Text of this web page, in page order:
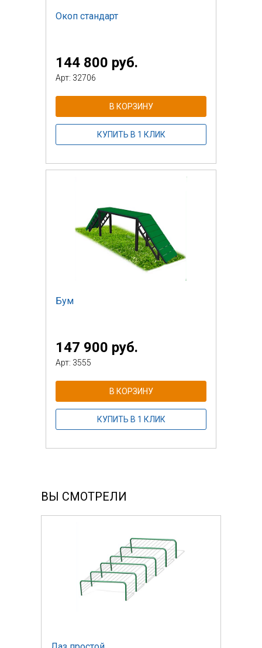
Окоп стандарт
144 800 руб.
Арт: 32706
В КОРЗИНУ
КУПИТЬ В 1 КЛИК
Бум
147 900 руб.
Арт: 3555
В КОРЗИНУ
КУПИТЬ В 1 КЛИК
ВЫ СМОТРЕЛИ